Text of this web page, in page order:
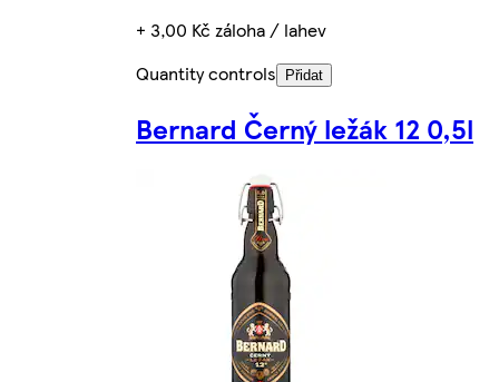
+ 3,00 Kč záloha / lahev
Quantity controls
Přidat
Bernard Černý ležák 12 0,5l